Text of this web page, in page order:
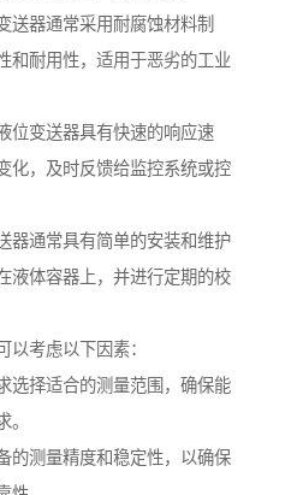
送器通常采用耐腐蚀材料制
和耐用性，适用于恶劣的工业
位变送器具有快速的响应速
化，及时反馈给监控系统或控
器通常具有简单的安装和维护
液体容器上，并进行定期的校
以考虑以下因素：
选择适合的测量范围，确保能
。
的测量精度和稳定性，以确保